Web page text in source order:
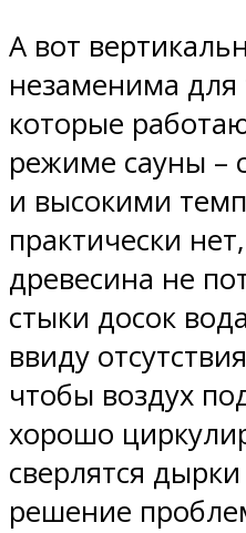
А вот
незаменима для
которые
режиме сауны –
и высокими
практически
древесина не
стыки досок
ввиду
чтобы воздух
хорошо
сверлятся
решение